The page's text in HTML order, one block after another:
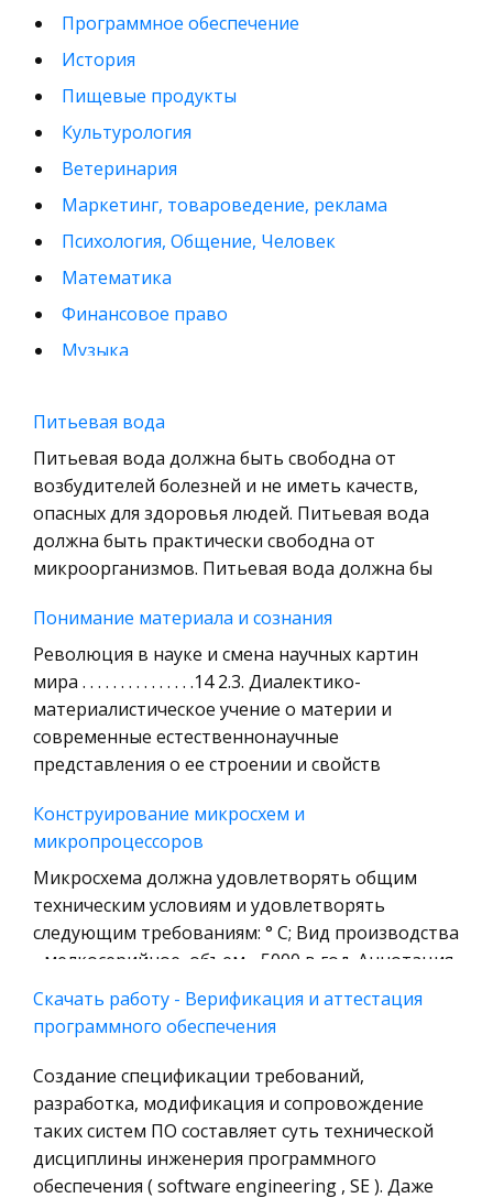
Программное обеспечение
История
Пищевые продукты
Культурология
Ветеринария
Маркетинг, товароведение, реклама
Психология, Общение, Человек
Математика
Финансовое право
Музыка
кредитные отношения
Конституционное (государственное) право
зарубежных стран
Муниципальное право России
Радиоэлектроника
Право
Физкультура и Спорт
История отечественного государства и
права
Технология
Уголовное право
Природопользование
Военная кафедра
Социология
Страховое право
Военное дело
Экономика и Финансы
Химия
Металлургия
Микроэкономика, экономика предприятия,
предпринимательство
Питьевая вода
Питьевая вода должна быть свободна от
возбудителей болезней и не иметь качеств,
опасных для здоровья людей. Питьевая вода
должна быть практически свободна от
микроорганизмов. Питьевая вода должна бы
Понимание материала и сознания
Революция в науке и смена научных картин
мира . . . . . . . . . . . . . . .14 2.3. Диалектико-
материалистическое учение о материи и
современные естественнонаучные
представления о ее строении и свойств
Конструирование микросхем и
микропроцессоров
Микросхема должна удовлетворять общим
техническим условиям и удовлетворять
следующим требованиям: ° С; Вид производства
- мелкосерийное, объем - 5000 в год. Аннотация
Ц елью данного курсового п
Дети из неблагополучных семей
Долгое время считалось: все это дела
деликатные, внутри - семейные... Но слишком
тягостны и обширны последствия такого
насилия. Слишком широко и глубоко они
отзываются на судьбах взрослых и детей, чт
Скачать работу - Верификация и аттестация
программного обеспечения
Создание спецификации требований,
разработка, модификация и сопровождение
таких систем ПО составляет суть технической
дисциплины инженерия программного
обеспечения ( software engineering , SE ). Даже